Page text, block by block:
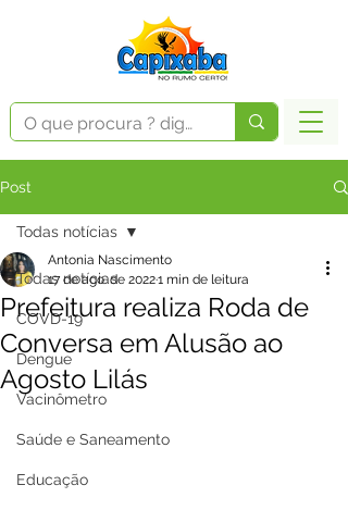
Post
Todas notícias
COVD-19
Dengue
Vacinômetro
Saúde e Saneamento
Educação
Todas notícias
Prefeitura realiza Roda de
Conversa em Alusão ao
Agosto Lilás
Antonia Nascimento
17 de ago. de 20221 min de leitura